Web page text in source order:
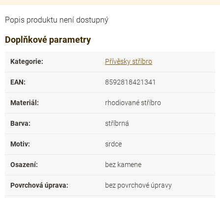
Popis produktu není dostupný
Doplňkové parametry
Kategorie: Přívěsky stříbro
EAN: 8592818421341
Materiál : rhodiované stříbro
Barva: stříbrná
Motiv: srdce
Osazení: bez kamene
Povrchová úprava: bez povrchové úpravy